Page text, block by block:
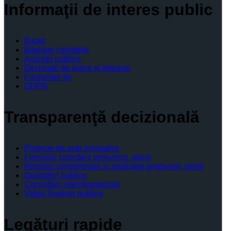
Informaţii de interes public
Buget
Bilanţuri contabile
Achiziţii publice
Declaratii de avere si interese
Formulare tip
GDPR
Transparenţă decizională
Proiecte de acte normative
Formular colectare propuneri, opinii
Registru consemnare si analizare propuneri, opinii
Dezbateri publice
Consultari interministeriale
Video Şedinţe publice
Legături rapide